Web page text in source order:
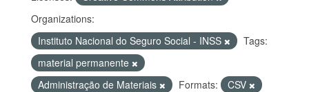
Organizations:
Instituto Nacional do Seguro Social - INSS
Tags:
material permanente
Administração de Materiais
Formats:
CSV